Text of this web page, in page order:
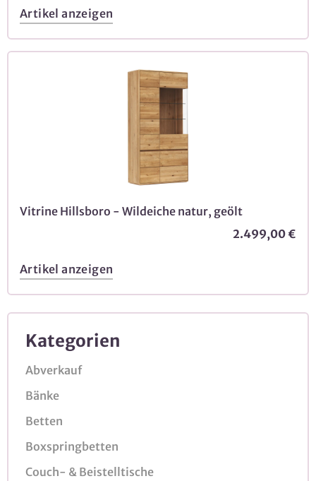
Kategorien
Abverkauf
Bänke
Betten
Boxspringbetten
Couch- & Beistelltische
Artikel anzeigen
Vitrine Hillsboro - Wildeiche natur, geölt
2.499,00 €
Artikel anzeigen